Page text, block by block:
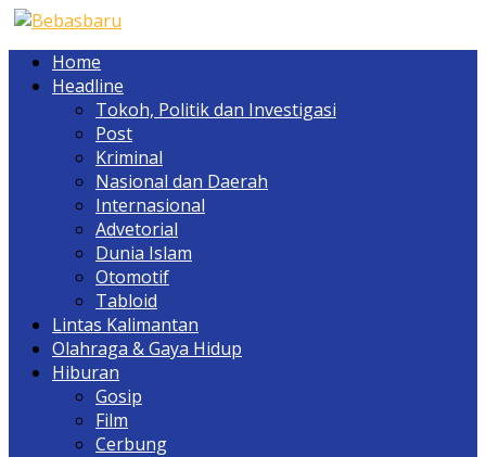
Home
Headline
Tokoh, Politik dan Investigasi
Post
Kriminal
Nasional dan Daerah
Internasional
Advetorial
Dunia Islam
Otomotif
Tabloid
Lintas Kalimantan
Olahraga & Gaya Hidup
Hiburan
Gosip
Film
Cerbung